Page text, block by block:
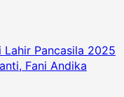
Lahir Pancasila 2025
Fani Andika